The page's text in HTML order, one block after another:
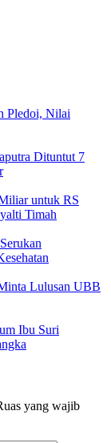
Pledoi, Nilai
Dituntut 7
untuk RS
Timah
Lulusan UBB
Ibu Suri
yang wajib